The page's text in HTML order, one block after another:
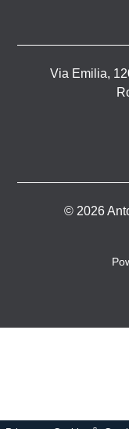
Via Emilia,
© 2026